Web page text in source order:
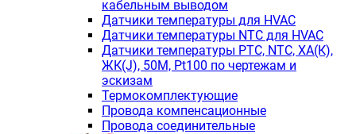
кабельным выводом
Датчики температуры для HVAC
Датчики температуры NTC для HVAC
Датчики температуры PTС, NTC, ХА(К),
ЖК(J), 50М, Pt100 по чертежам и
эскизам
Термокомплектующие
Провода компенсационные
Провода соединительные